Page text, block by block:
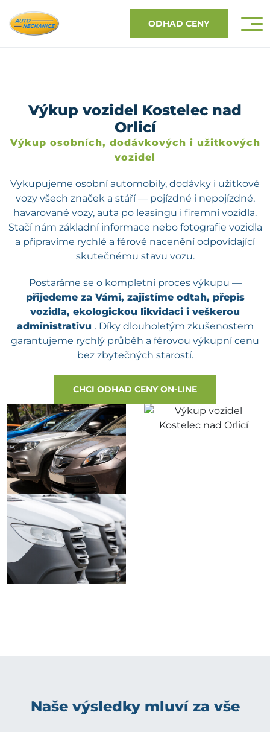
ODHAD CENY
Výkup vozidel Kostelec nad
Orlicí
Výkup osobních, dodávkových i užitkových
vozidel
Vykupujeme osobní automobily, dodávky i užitkové
vozy všech značek a stáří — pojízdné i nepojízdné,
havarované vozy, auta po leasingu i firemní vozidla.
Stačí nám základní informace nebo fotografie vozidla
a připravíme rychlé a férové nacenění odpovídající
skutečnému stavu vozu.
Postaráme se o kompletní proces výkupu —
přijedeme za Vámi, zajistíme odtah, přepis
vozidla, ekologickou likvidaci i veškerou
administrativu . Díky dlouholetým zkušenostem
garantujeme rychlý průběh a férovou výkupní cenu
bez zbytečných starostí.
CHCI ODHAD CENY ON-LINE
Naše výsledky mluví za vše